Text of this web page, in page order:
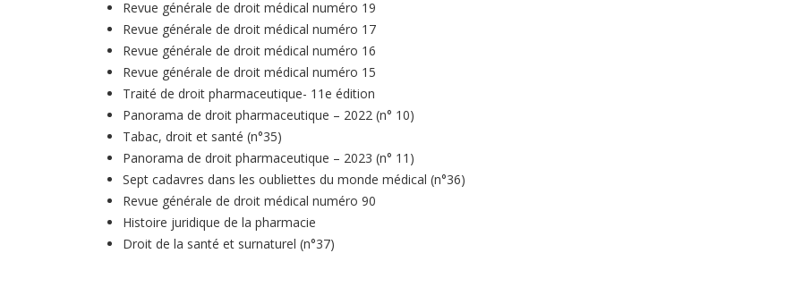
Revue générale de droit médical numéro 19
Revue générale de droit médical numéro 17
Revue générale de droit médical numéro 16
Revue générale de droit médical numéro 15
Traité de droit pharmaceutique- 11e édition
Panorama de droit pharmaceutique – 2022 (n° 10)
Tabac, droit et santé (n°35)
Panorama de droit pharmaceutique – 2023 (n° 11)
Sept cadavres dans les oubliettes du monde médical (n°36)
Revue générale de droit médical numéro 90
Histoire juridique de la pharmacie
Droit de la santé et surnaturel (n°37)